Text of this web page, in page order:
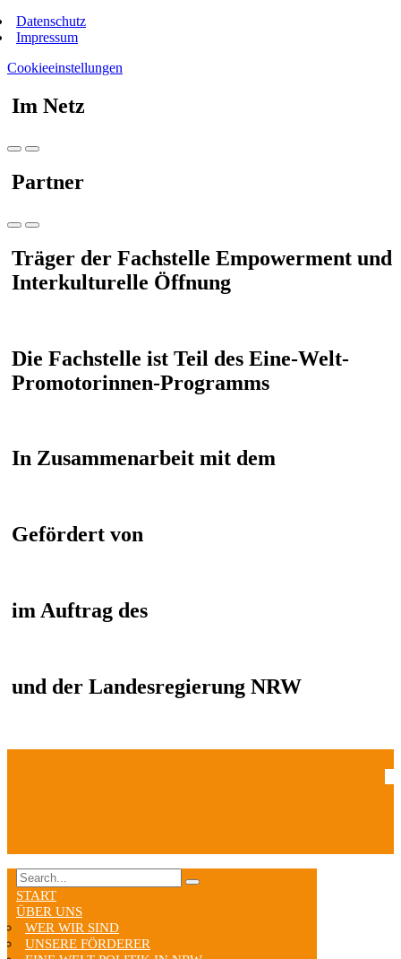
Datenschutz
Impressum
Cookieeinstellungen
Im Netz
Partner
Träger der Fachstelle Empowerment und
Interkulturelle Öffnung
Die Fachstelle ist Teil des Eine-Welt-
Promotorinnen-Programms
In Zusammenarbeit mit dem
Gefördert von
im Auftrag des
und der Landesregierung NRW
START
ÜBER UNS
WER WIR SIND
UNSERE FÖRDERER